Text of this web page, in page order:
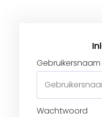
Wachtwoord